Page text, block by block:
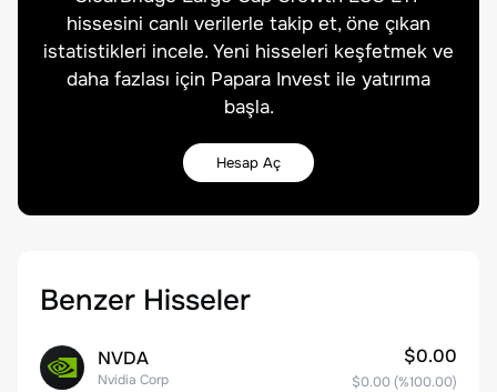
hissesini canlı verilerle takip et, öne çıkan
istatistikleri incele. Yeni hisseleri keşfetmek ve
daha fazlası için Papara Invest ile yatırıma
başla.
Hesap Aç
Benzer Hisseler
NVDA
Nvidia Corp
$0.00
$0.00 (%100.00)